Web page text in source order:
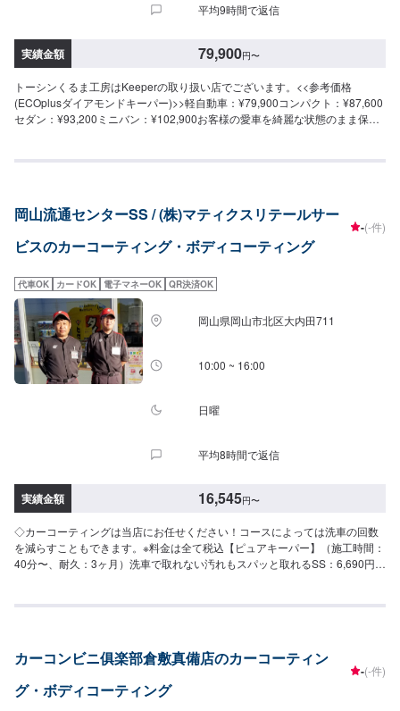
金(軽研磨は施工料金に含みます）【EXキーパー】（施工時間：8時間〜１
厚みを持つコーティング被膜で水と共にホコリや汚れを弾きます！これまで
とは違う被膜で、水シミ・水アカの定着を根本的に防ぐことができます。
XL：178,000円【モールプロテクト】（施工時間：1時間30分〜）メッキモ
ールを白いシミから守る5,400円【モールクリーン＆プロテクト】（施工時
間：5〜8時間）白いシミを除去してその後シミから守る39,600円（リーフレ
予約時にお問い合わせください＞＞
平均9時間で返信
実績金額 79,900円〜
トーシンくるま工房はKeeperの取り扱い店でございます。<<参考価格
(ECOplusダイアモンドキーパー)>>軽自動車：¥79,900コンパクト：¥87,600
セダン：¥93,200ミニバン：¥102,900お客様の愛車を綺麗な状態のまま保て
岡山流通センターSS / (株)マティクスリテールサー
ビスのカーコーティング・ボディコーティング
-(-件)
代車OK カードOK 電子マネーOK QR決済OK
岡山県岡山市北区大内田711
10:00 ~ 16:00
日曜
平均8時間で返信
実績金額 16,545円〜
◇カーコーティングは当店にお任せください！コースによっては洗車の回数
を減らすこともできます。※料金は全て税込【ピュアキーパー】（施工時間：
40分〜、耐久：3ヶ月）洗車で取れない汚れもスパッと取れるSS：6,690円
ますSS：18,200円S：20,400円M：22,800円L：25,000円LL：29,800円XL：
33,300円L：35,500円LL：40,300円XL：45,000円※軽研磨は別途料金【ダイ
ヤモンドキーパー】（施工時間：6〜8時間、耐久：3年(1年に1度のメンテナ
ンスで5年)）強い撥水力があり、新車時を凌駕するツヤと濃厚な発色が得ら
カーコンビニ俱楽部倉敷真備店のカーコーティン
グ・ボディコーティング
-(-件)